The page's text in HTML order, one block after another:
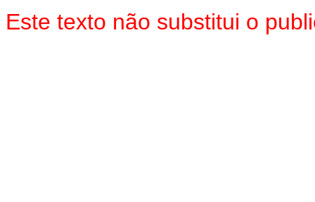
Este texto não substitui o